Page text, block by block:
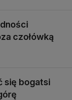
czołówką
się bogatsi